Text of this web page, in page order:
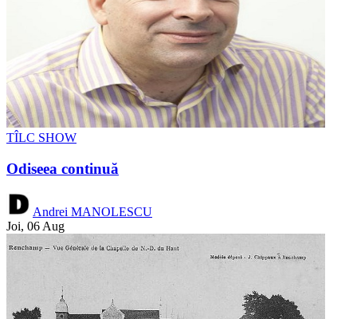
TÎLC SHOW
Odiseea continuă
Andrei MANOLESCU
Joi, 06 Aug